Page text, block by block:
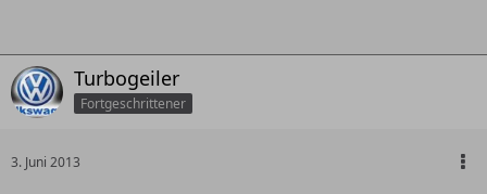
Turbogeiler
Fortgeschrittener
3. Juni 2013